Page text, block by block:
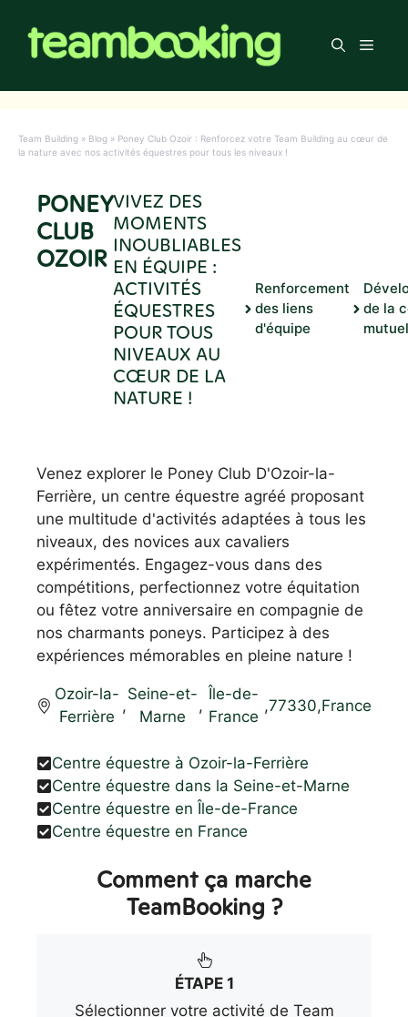
contenu
Menu
Team Building » Blog » Poney Club Ozoir : Renforcez votre Team Building au cœur de
la nature avec nos activités équestres pour tous les niveaux !
PONEY
CLUB
OZOIR
VIVEZ DES
MOMENTS
INOUBLIABLES
EN ÉQUIPE :
ACTIVITÉS
ÉQUESTRES
POUR TOUS
NIVEAUX AU
CŒUR DE LA
NATURE !
Renforcement
des liens
d'équipe
de la
Venez explorer le Poney Club D'Ozoir-la-
Ferrière, un centre équestre agréé proposant
une multitude d'activités adaptées à tous les
niveaux, des novices aux cavaliers
expérimentés. Engagez-vous dans des
compétitions, perfectionnez votre équitation
ou fêtez votre anniversaire en compagnie de
nos charmants poneys. Participez à des
expériences mémorables en pleine nature !
Ozoir-la-
Ferrière
,
Seine-et-
Marne
,
Île-de-
France
,77330,France
Centre équestre à Ozoir-la-Ferrière
Centre équestre dans la Seine-et-Marne
Centre équestre en Île-de-France
Centre équestre en France
Comment ça marche
TeamBooking ?
ÉTAPE 1
Sélectionner votre activité de Team